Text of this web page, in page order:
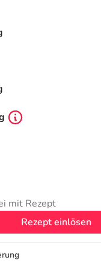
mit Rezept
Rezept einlösen